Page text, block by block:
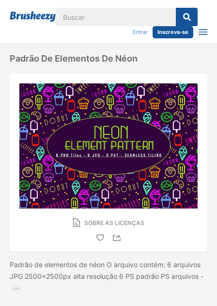
Entrar Inscreva-se
Padrão De Elementos De Néon
SOBRE AS LICENÇAS
Padrão de elementos de néon O arquivo contém: 6 arquivos
JPG 2500x2500px alta resolução 6 PS padrão PS arquivos -